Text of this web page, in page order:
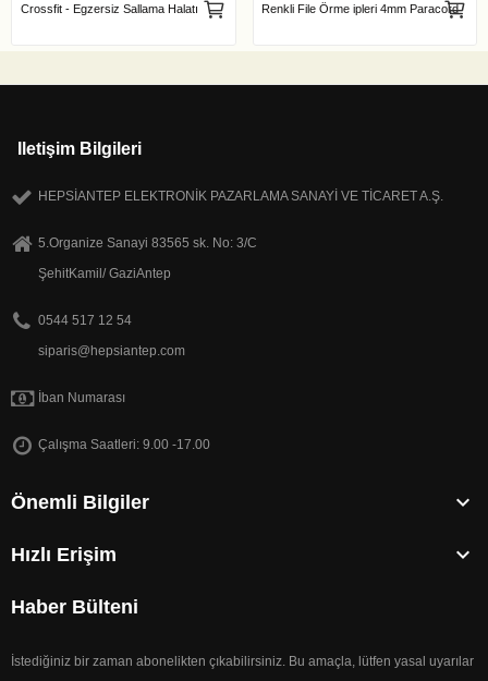
Crossfit - Egzersiz Sallama Halatı Renkli File Örme ipleri 4mm Paracord
Iletişim Bilgileri
HEPSİANTEP ELEKTRONİK PAZARLAMA SANAYİ VE TİCARET A.Ş.
5.Organize Sanayi 83565 sk. No: 3/C
ŞehitKamil/ GaziAntep
0544 517 12 54
siparis@hepsiantep.com
İban Numarası
Çalışma Saatleri: 9.00 -17.00
Önemli Bilgiler 
Hızlı Erişim 
Haber Bülteni
İstediğiniz bir zaman abonelikten çıkabilirsiniz. Bu amaçla, lütfen yasal uyarılar